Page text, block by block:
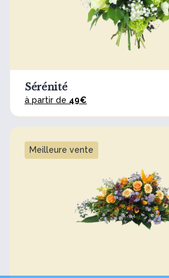
Sérénité
à partir de 49€
Meilleure vente